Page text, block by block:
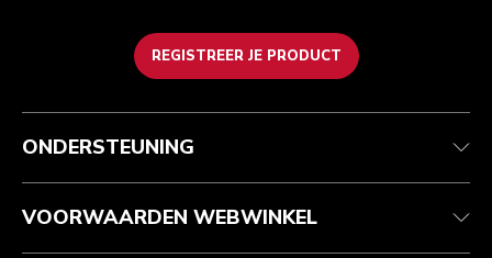
REGISTREER JE PRODUCT
Health check
Je bestelling volgen
Garantie en documenten
Veelgestelde vragen
Algemene voorwaarden
Retournering en terugbetaling
Imprint
ODR
Het merk
Zoek een winkel
ONDERSTEUNING
VOORWAARDEN WEBWINKEL